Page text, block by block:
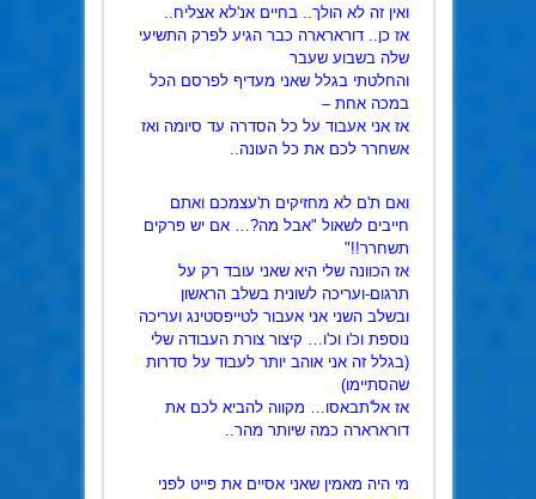
ואין זה לא הולך.. בחיים אנ'לא אצליח..
אז כן.. דורארארה כבר הגיע לפרק התשיעי
שלה בשבוע שעבר
והחלטתי בגלל שאני מעדיף לפרסם הכל
במכה אחת –
אז אני אעבוד על כל הסדרה עד סיומה ואז
אשחרר לכם את כל העונה..
ואם ת'ם לא מחזיקים ת'עצמכם ואתם
חייבים לשאול "אבל מה?… אם יש פרקים
תשחרר!!"
אז הכוונה שלי היא שאני עובד רק על
תרגום-ועריכה לשונית בשלב הראשון
ובשלב השני אני אעבור לטייפסטינג ועריכה
נוספת וכ'ו וכ'ו… קיצור צורת העבודה שלי
(בגלל זה אני אוהב יותר לעבוד על סדרות
שהסתיימו)
אז אל'תבאסו… מקווה להביא לכם את
דורארארה כמה שיותר מהר..
מי היה מאמין שאני אסיים את פייט לפני